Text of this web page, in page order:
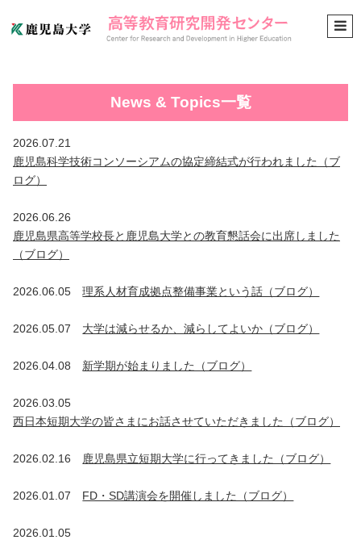
News & Topics一覧
2026.07.21
鹿児島科学技術コンソーシアムの協定締結式が行われました（ブ
ログ）
2026.06.26
鹿児島県高等学校長と鹿児島大学との教育懇話会に出席しました
（ブログ）
2026.06.05 理系人材育成拠点整備事業という話（ブログ）
2026.05.07 大学は減らせるか、減らしてよいか（ブログ）
2026.04.08 新学期が始まりました（ブログ）
2026.03.05
西日本短期大学の皆さまにお話させていただきました（ブログ）
2026.02.16 鹿児島県立短期大学に行ってきました（ブログ）
2026.01.07 FD・SD講演会を開催しました（ブログ）
2026.01.05